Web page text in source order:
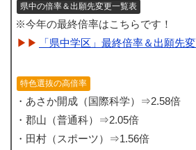
県中の倍率＆出願先変更一覧表
※今年の最終倍率はこちらです！
「県中学区」最終倍率＆出願先
特色選抜の高倍率
・あさか開成（国際科学）⇒2.58倍
・郡山（普通科）⇒2.05倍
・田村（スポーツ）⇒1.56倍